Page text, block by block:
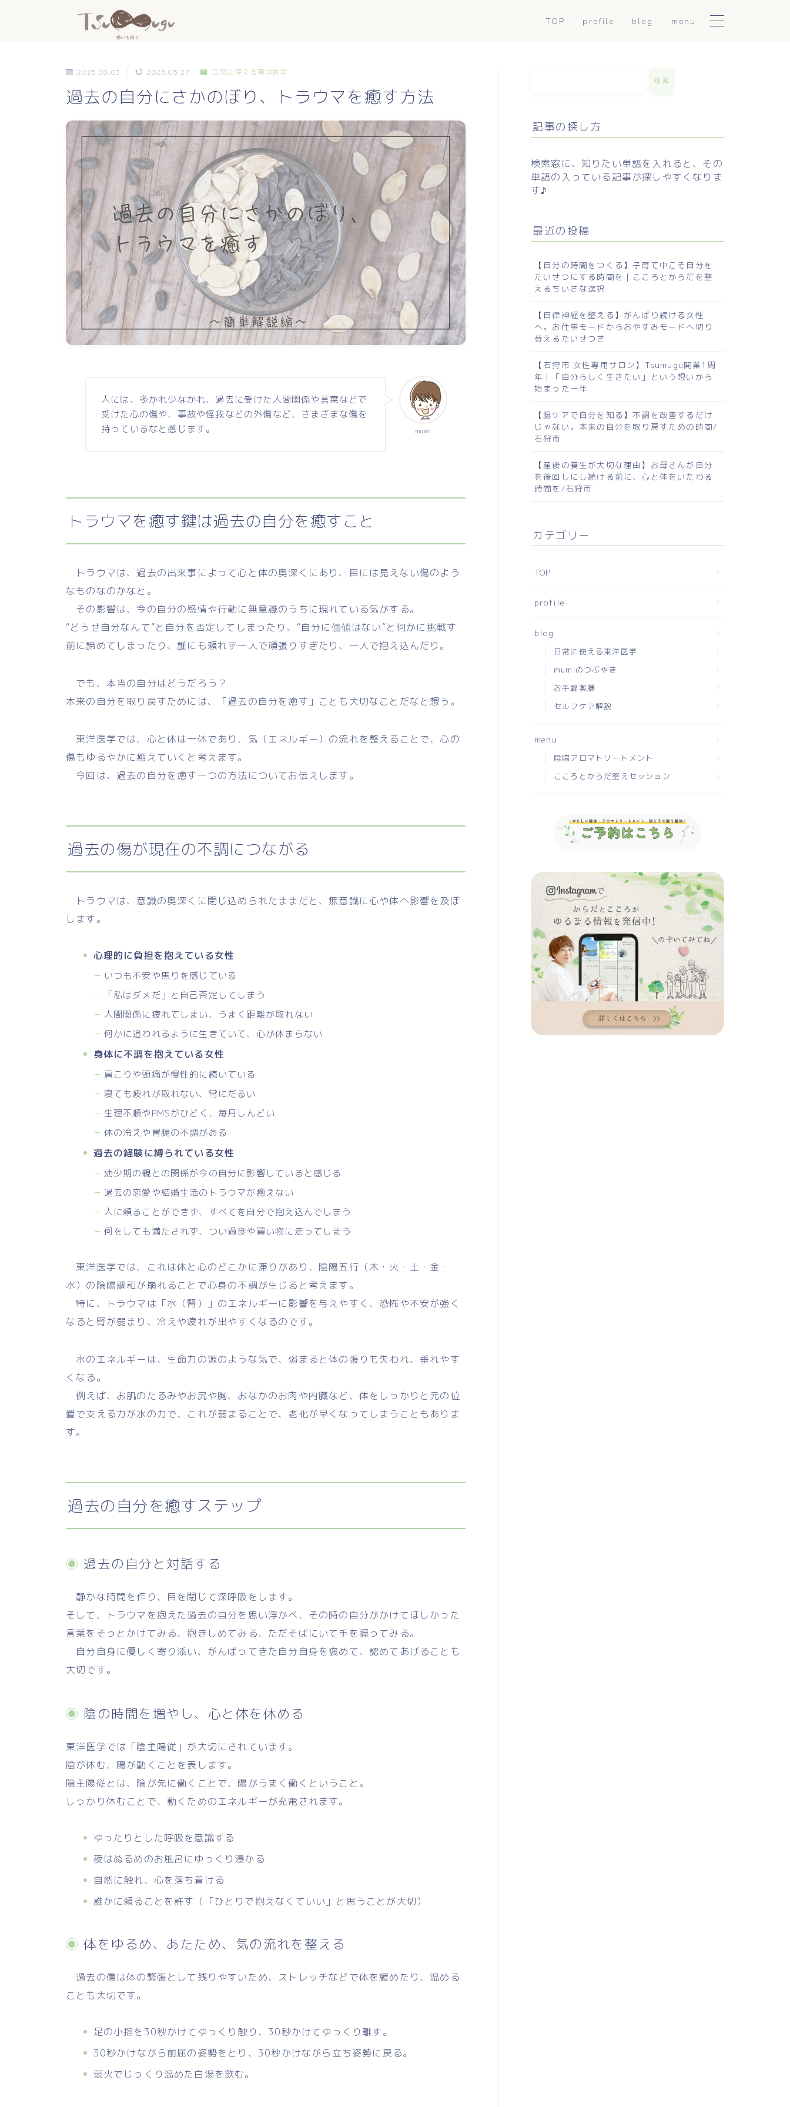
TOP profile blog
mumiのつぶやき
menu
こころとからだ整えセッシ
profile
blog
日常に使える東洋医学
mumiのつぶやき
お手軽薬膳
セルフケア解説
menu
陰陽アロマトリートメント
こころとからだ整えセッション
2025.03.03 2026.05.27 日常に使える東洋医学
過去の自分にさかのぼり、トラウマを癒す方法
mumi
人には、多かれ少なかれ、過去に受けた人間関係や言葉などで
受けた心の傷や、事故や怪我などの外傷など、さまざまな傷を
持っているなと感じます。
トラウマを癒す鍵は過去の自分を癒すこと
トラウマは、過去の出来事によって心と体の奥深くにあり、目には見えない傷のよう
なものなのかなと。
その影響は、今の自分の感情や行動に無意識のうちに現れている気がする。
“どうせ自分なんて”と自分を否定してしまったり、“自分に価値はない”と何かに挑戦す
前に諦めてしまったり、誰にも頼れず一人で頑張りすぎたり、一人で抱え込んだり。
でも、本当の自分はどうだろう？
本来の自分を取り戻すためには、「過去の自分を癒す」ことも大切なことだなと想う。
東洋医学では、心と体は一体であり、気（エネルギー）の流れを整えることで、心の
傷もゆるやかに癒えていくと考えます。
今回は、過去の自分を癒す一つの方法についてお伝えします。
過去の傷が現在の不調につながる
トラウマは、意識の奥深くに閉じ込められたままだと、無意識に心や体へ影響を及ぼ
します。
心理的に負担を抱えている女性
いつも不安や焦りを感じている
「私はダメだ」と自己否定してしまう
人間関係に疲れてしまい、うまく距離が取れない
何かに追われるように生きていて、心が休まらない
身体に不調を抱えている女性
肩こりや頭痛が慢性的に続いている
寝ても疲れが取れない、常にだるい
生理不順やPMSがひどく、毎月しんどい
体の冷えや胃腸の不調がある
過去の経験に縛られている女性
幼少期の親との関係が今の自分に影響していると感じる
過去の恋愛や結婚生活のトラウマが癒えない
人に頼ることができず、すべてを自分で抱え込んでしまう
何をしても満たされず、つい過食や買い物に走ってしまう
東洋医学では、これは体と心のどこかに滞りがあり、陰陽五行（木・火・土・金・
水）の陰陽調和が崩れることで心身の不調が生じると考えます。
特に、トラウマは「水（腎）」のエネルギーに影響を与えやすく、恐怖や不安が強く
なると腎が弱まり、冷えや疲れが出やすくなるのです。
水のエネルギーは、生命力の源のような気で、弱まると体の張りも失われ、垂れやす
くなる。
例えば、お肌のたるみやお尻や胸、おなかのお肉や内臓など、体をしっかりと元の位
置で支える力が水の力で、これが弱まることで、老化が早くなってしまうこともありま
す。
過去の自分を癒すステップ
過去の自分と対話する
静かな時間を作り、目を閉じて深呼吸をします。
そして、トラウマを抱えた過去の自分を思い浮かべ、その時の自分がかけてほしかった
言葉をそっとかけてみる、抱きしめてみる、ただそばにいて手を握ってみる。
自分自身に優しく寄り添い、がんばってきた自分自身を褒めて、認めてあげることも
大切です。
陰の時間を増やし、心と体を休める
東洋医学では「陰主陽従」が大切にされています。
陰が休む、陽が動くことを表します。
陰主陽従とは、陰が先に働くことで、陽がうまく働くということ。
しっかり休むことで、動くためのエネルギーが充電されます。
ゆったりとした呼吸を意識する
夜はぬるめのお風呂にゆっくり浸かる
自然に触れ、心を落ち着ける
誰かに頼ることを許す（「ひとりで抱えなくていい」と思うことが大切）
体をゆるめ、あたため、気の流れを整える
過去の傷は体の緊張として残りやすいため、ストレッチなどで体を緩めたり、温める
ことも大切です。
足の小指を30秒かけてゆっくり触り、30秒かけてゆっくり離す。
30秒かけながら前屈の姿勢をとり、30秒かけながら立ち姿勢に戻る。
弱火でじっくり温めた白湯を飲む。
検索
記事の探し方
検索窓に、知りたい単語を入れると、その
単語の入っている記事が探しやすくなりま
す♪
最近の投稿
【自分の時間をつくる】子育て中こそ自分を
たいせつにする時間を｜こころとからだを整
えるちいさな選択
【自律神経を整える】がんばり続ける女性
へ。お仕事モードからおやすみモードへ切り
替えるたいせつさ
【石狩市 女性専用サロン】Tsumugu開業1周
年｜「自分らしく生きたい」という想いから
始まった一年
【腸ケアで自分を知る】不調を改善するだけ
じゃない。本来の自分を取り戻すための時間/
石狩市
【産後の養生が大切な理由】お母さんが自分
を後回しにし続ける前に、心と体をいたわる
時間を/石狩市
カテゴリー
TOP
profile
blog
日常に使える東洋医学
mumiのつぶやき
お手軽薬膳
セルフケア解説
menu
陰陽アロマトリートメント
こころとからだ整えセッション